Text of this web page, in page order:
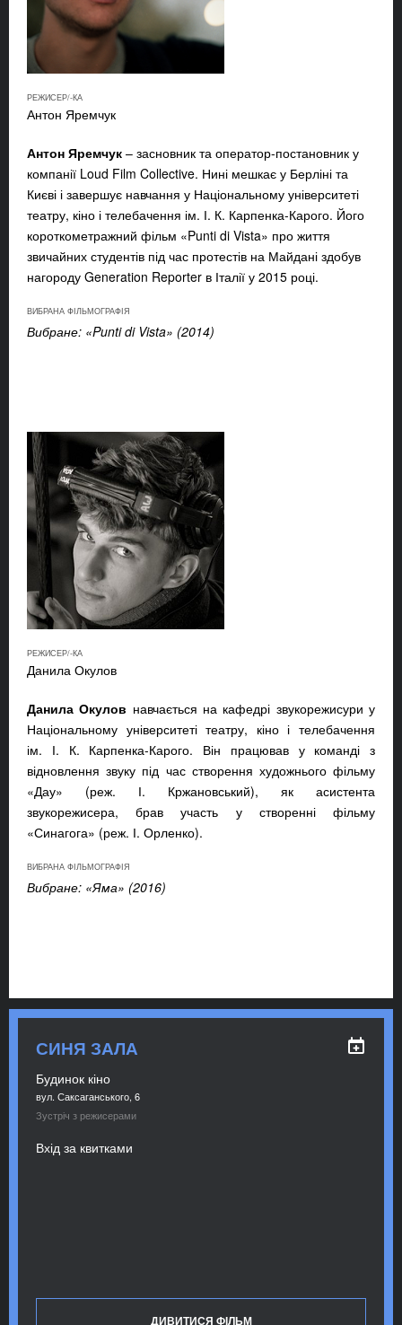
РЕЖИСЕР/-КА
Антон Яремчук
Антон Яремчук – засновник та оператор-постановник у
компанії Loud Film Collective. Нині мешкає у Берліні та
Києві і завершує навчання у Національному університеті
театру, кіно і телебачення ім. І. К. Карпенка-Карого. Його
короткометражний фільм «Punti di Vista» про життя
звичайних студентів під час протестів на Майдані здобув
нагороду Generation Reporter в Італії у 2015 році.
ВИБРАНА ФІЛЬМОГРАФІЯ
Вибране: «Punti di Vista» (2014)
РЕЖИСЕР/-КА
Данила Окулов
Данила Окулов навчається на кафедрі звукорежисури у
Національному університеті театру, кіно і телебачення
ім. І. К. Карпенка-Карого. Він працював у команді з
відновлення звуку під час створення художнього фільму
«Дау» (реж. І. Кржановський), як асистента
звукорежисера, брав участь у створенні фільму
«Синагога» (реж. І. Орленко).
ВИБРАНА ФІЛЬМОГРАФІЯ
Вибране: «Яма» (2016)
СИНЯ ЗАЛА
Будинок кіно
вул. Саксаганського, 6
Зустріч з режисерами
Вхід за квитками
ДИВИТИСЯ ФІЛЬМ